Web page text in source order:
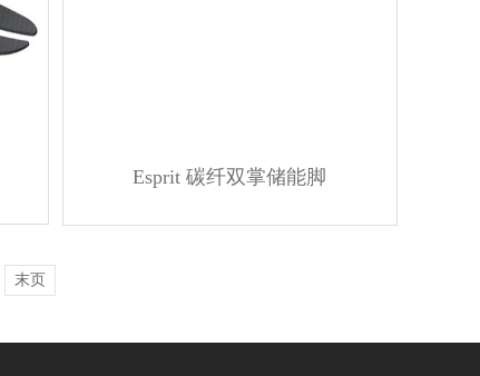
Esprit 碳纤双掌储能脚
末页